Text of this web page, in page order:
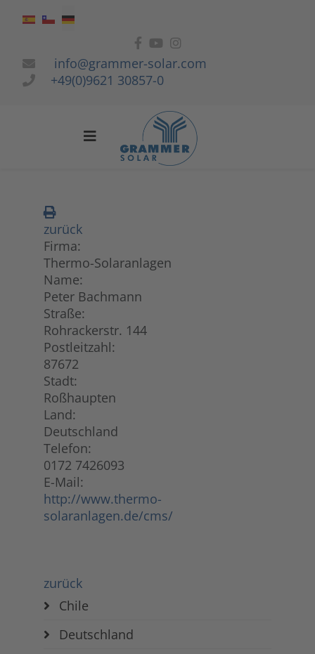
Sprache auswählen
info@grammer-solar.com
+49(0)9621 30857-0
zurück
Firma:
Thermo-Solaranlagen
Name:
Peter Bachmann
Straße:
Rohrackerstr. 144
Postleitzahl:
87672
Stadt:
Roßhaupten
Land:
Deutschland
Telefon:
0172 7426093
E-Mail:
http://www.thermo-
solaranlagen.de/cms/
zurück
Chile
Deutschland